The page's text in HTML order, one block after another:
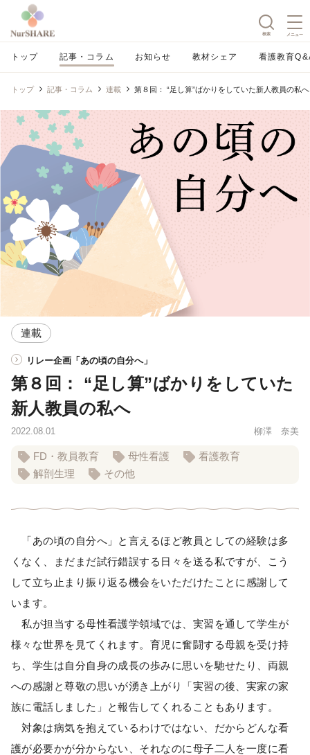
検索 メニュー
トップ 記事・コラム お知らせ 教材シェア 看護教育
トップ 記事・コラム 連載 第８回： “足し算”ばかりをしていた新人教員の私へ
連載
リレー企画「あの頃の自分へ」
第８回： “足し算”ばかりをしていた
新人教員の私へ
2022.08.01 柳澤 奈美
FD・教員教育 母性看護
看護教育
解剖生理
その他
「あの頃の自分へ」と言えるほど教員としての経験は多
くなく、まだまだ試行錯誤する日々を送る私ですが、こう
して立ち止まり振り返る機会をいただけたことに感謝して
います。
私が担当する母性看護学領域では、実習を通して学生が
様々な世界を見てくれます。育児に奮闘する母親を受け持
ち、学生は自分自身の成長の歩みに思いを馳せたり、両親
への感謝と尊敬の思いが湧き上がり「実習の後、実家の家
族に電話しました」と報告してくれることもあります。
対象は病気を抱えているわけではない、だからどんな看
護が必要かが分からない、それなのに母子二人を一度に看